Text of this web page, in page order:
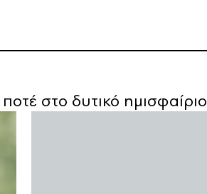
στο δυτικό ημισφαίριο